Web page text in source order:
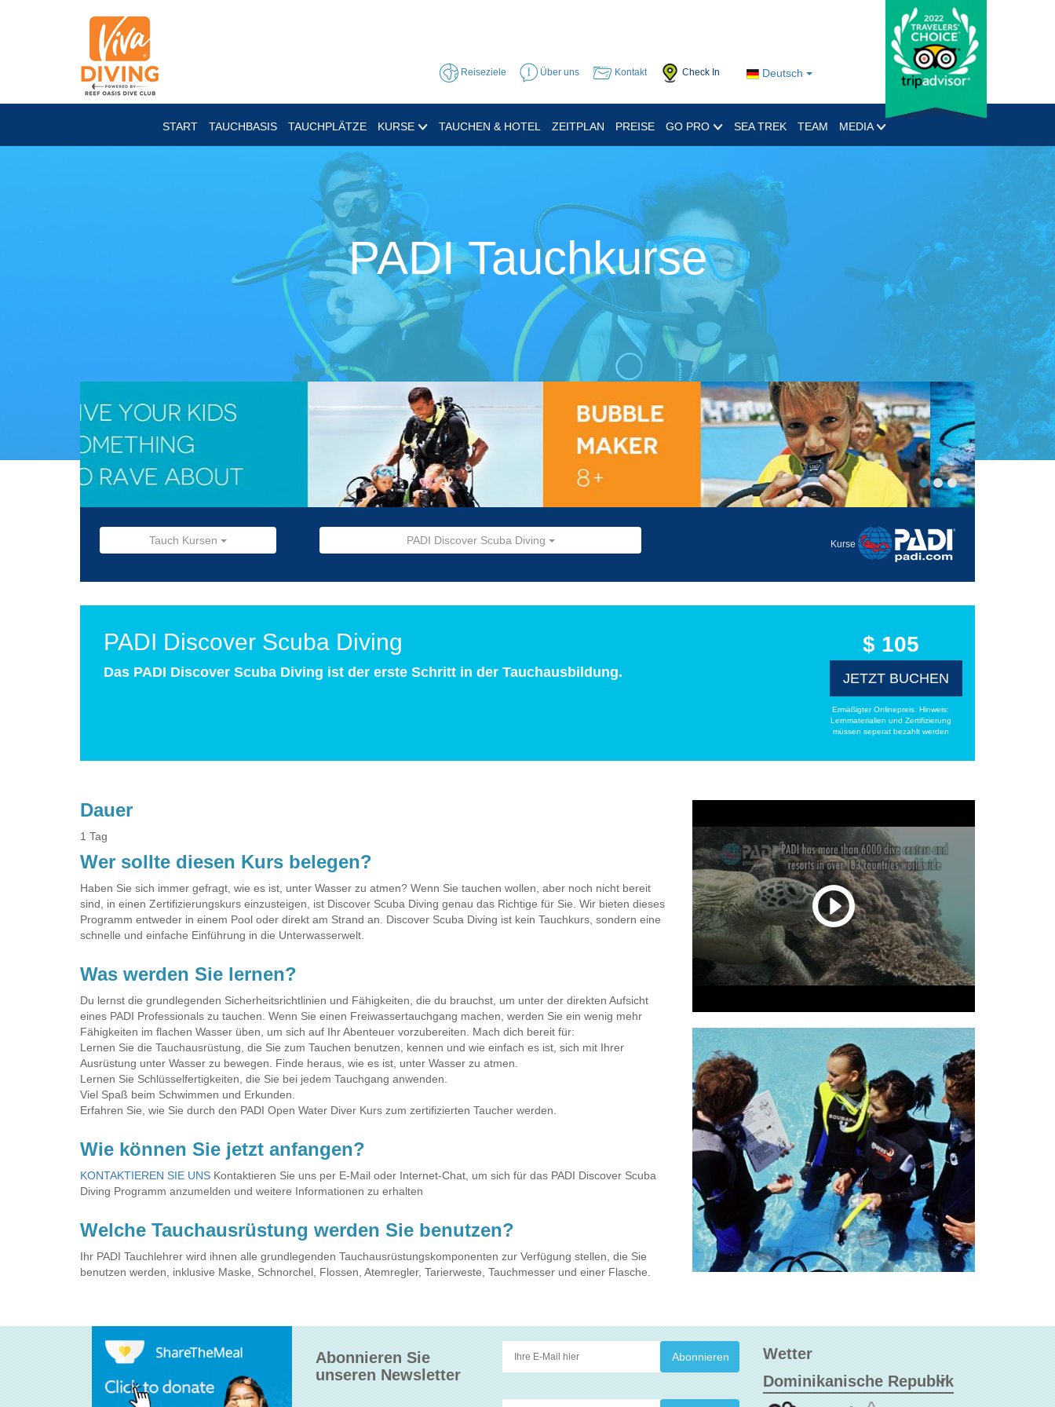
Deutsch
Reiseziele Über uns Kontakt Check In
START TAUCHBASIS TAUCHPLÄTZE KURSE TAUCHEN & HOTEL ZEITPLAN PREISE GO PRO SEA TREK TEAM MEDIA
PADI Tauchkurse
Tauch Kursen PADI Discover Scuba Diving Kurse
PADI Discover Scuba Diving
Das PADI Discover Scuba Diving ist der erste Schritt in der Tauchausbildung.
$ 105
JETZT BUCHEN
Ermäßigter Onlinepreis. Hinweis:
Lernmaterialien und Zertifizierung
müssen seperat bezahlt werden
Dauer
1 Tag
Wer sollte diesen Kurs belegen?
Haben Sie sich immer gefragt, wie es ist, unter Wasser zu atmen? Wenn Sie tauchen wollen, aber noch nicht bereit
sind, in einen Zertifizierungskurs einzusteigen, ist Discover Scuba Diving genau das Richtige für Sie. Wir bieten dieses
Programm entweder in einem Pool oder direkt am Strand an. Discover Scuba Diving ist kein Tauchkurs, sondern eine
schnelle und einfache Einführung in die Unterwasserwelt.
Was werden Sie lernen?
Du lernst die grundlegenden Sicherheitsrichtlinien und Fähigkeiten, die du brauchst, um unter der direkten Aufsicht
eines PADI Professionals zu tauchen. Wenn Sie einen Freiwassertauchgang machen, werden Sie ein wenig mehr
Fähigkeiten im flachen Wasser üben, um sich auf Ihr Abenteuer vorzubereiten. Mach dich bereit für:
Lernen Sie die Tauchausrüstung, die Sie zum Tauchen benutzen, kennen und wie einfach es ist, sich mit Ihrer
Ausrüstung unter Wasser zu bewegen. Finde heraus, wie es ist, unter Wasser zu atmen.
Lernen Sie Schlüsselfertigkeiten, die Sie bei jedem Tauchgang anwenden.
Viel Spaß beim Schwimmen und Erkunden.
Erfahren Sie, wie Sie durch den PADI Open Water Diver Kurs zum zertifizierten Taucher werden.
Wie können Sie jetzt anfangen?
KONTAKTIEREN SIE UNS Kontaktieren Sie uns per E-Mail oder Internet-Chat, um sich für das PADI Discover Scuba
Diving Programm anzumelden und weitere Informationen zu erhalten
Welche Tauchausrüstung werden Sie benutzen?
Ihr PADI Tauchlehrer wird ihnen alle grundlegenden Tauchausrüstungskomponenten zur Verfügung stellen, die Sie
benutzen werden, inklusive Maske, Schnorchel, Flossen, Atemregler, Tarierweste, Tauchmesser und einer Flasche.
Abonnieren Sie
unseren Newsletter
Wetter